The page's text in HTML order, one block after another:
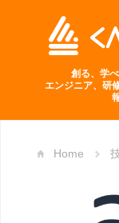
創る、学
エンジニア、研
Home